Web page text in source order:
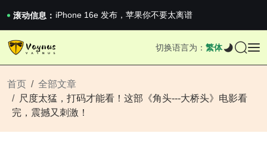
滚动信息： 2026澳网男单收官：全满贯对上全满亚，德约...
《巅峰守卫 Highguard》正式上线，官...
iPhone 16e 发布，苹果你不要太离谱
iPhone 16e 发布，苹果你不要太离谱
切换语言为： 繁体
首页
全部文章
尺度太猛，打码才能看！这部《角头---大桥头》电影看
完，震撼又刺激！